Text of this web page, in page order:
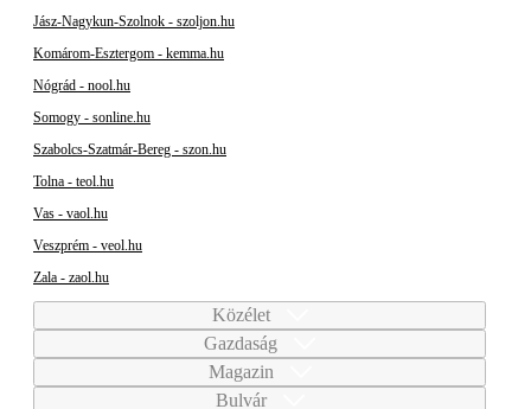
Jász-Nagykun-Szolnok - szoljon.hu
Komárom-Esztergom - kemma.hu
Nógrád - nool.hu
Somogy - sonline.hu
Szabolcs-Szatmár-Bereg - szon.hu
Tolna - teol.hu
Vas - vaol.hu
Veszprém - veol.hu
Zala - zaol.hu
Közélet
Gazdaság
Magazin
Bulvár